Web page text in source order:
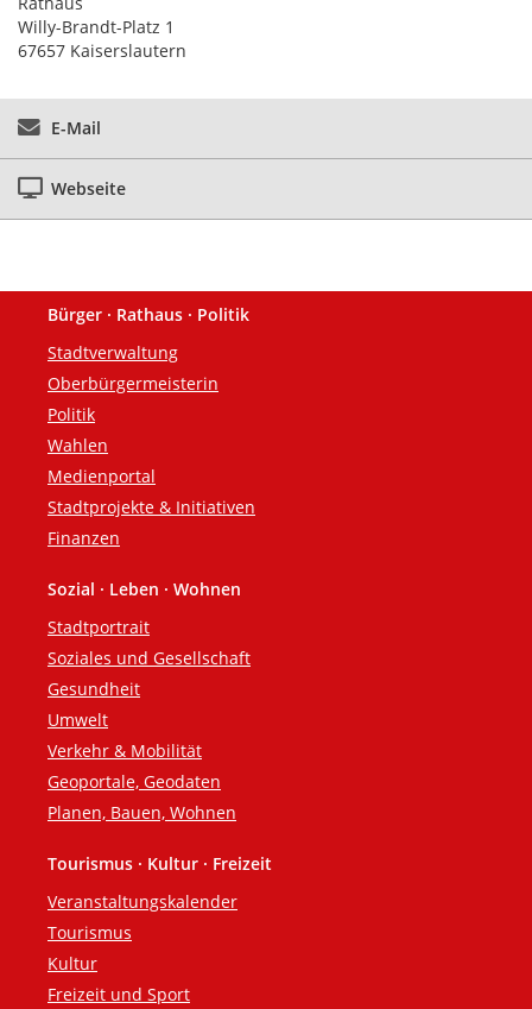
Willy-Brandt-Platz 1
67657 Kaiserslautern
E-Mail
Webseite
Fußzeile
Bürger · Rathaus · Politik
Stadtverwaltung
Oberbürgermeisterin
Politik
Wahlen
Medienportal
Stadtprojekte & Initiativen
Finanzen
Sozial · Leben · Wohnen
Stadtportrait
Soziales und Gesellschaft
Gesundheit
Umwelt
Verkehr & Mobilität
Geoportale, Geodaten
Planen, Bauen, Wohnen
Tourismus · Kultur · Freizeit
Veranstaltungskalender
Tourismus
Kultur
Freizeit und Sport